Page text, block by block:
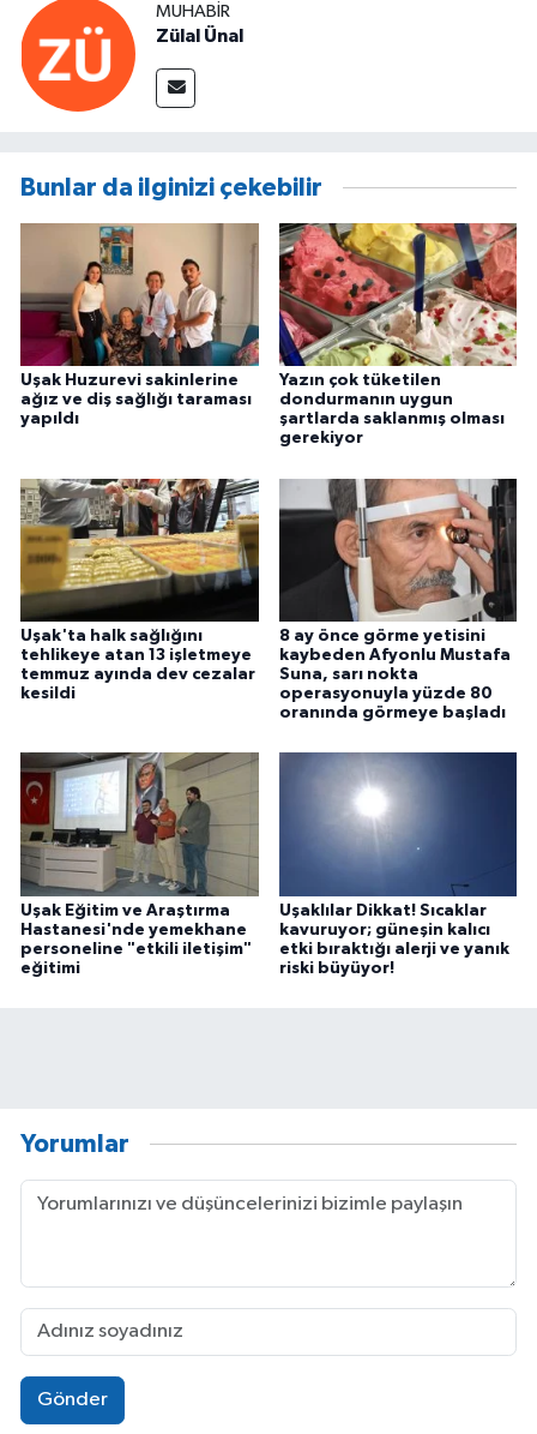
MUHABIR
Zülal Ünal
Bunlar da ilginizi çekebilir
Uşak Huzurevi sakinlerine
ağız ve diş sağlığı taraması
yapıldı
Yazın çok tüketilen
dondurmanın uygun
şartlarda saklanmış olması
gerekiyor
Uşak'ta halk sağlığını
tehlikeye atan 13 işletmeye
temmuz ayında dev cezalar
kesildi
8 ay önce görme yetisini
kaybeden Afyonlu Mustafa
Suna, sarı nokta
operasyonuyla yüzde 80
oranında görmeye başladı
Uşak Eğitim ve Araştırma
Hastanesi'nde yemekhane
personeline "etkili iletişim"
eğitimi
Uşaklılar Dikkat! Sıcaklar
kavuruyor; güneşin kalıcı
etki bıraktığı alerji ve yanık
riski büyüyor!
Yorumlar
Gönder